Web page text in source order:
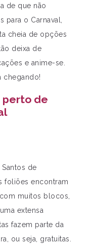
de que não
o Carnaval,
cheia de opções
deixa de
e anime-se.
chegando!
perto de
de
foliões encontram
muitos blocos,
extensa
fazem parte da
ou seja, gratuitas.